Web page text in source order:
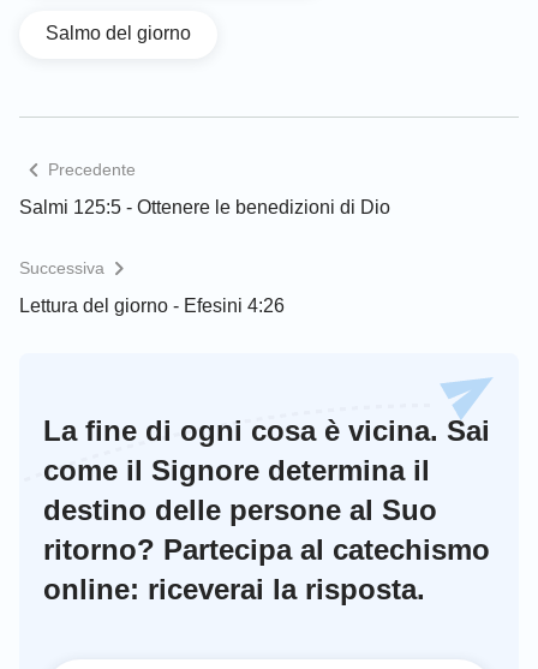
Salmo del giorno
Precedente
Salmi 125:5 - Ottenere le benedizioni di Dio
Successiva
Lettura del giorno - Efesini 4:26
La fine di ogni cosa è vicina. Sai
come il Signore determina il
destino delle persone al Suo
ritorno? Partecipa al catechismo
online: riceverai la risposta.